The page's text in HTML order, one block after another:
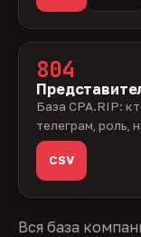
804
База CPA.RIP:
телеграм, роль,
CSV
Вся база